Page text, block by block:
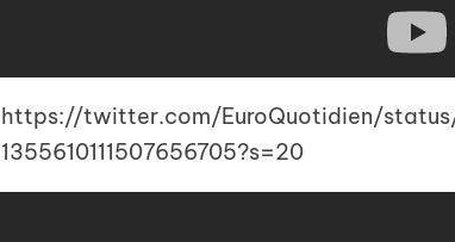
https://twitter.com/EuroQuotidien/
1355610111507656705?s=20